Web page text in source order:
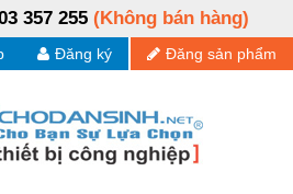
357 255 (Không bán hàng)
Đăng sản phẩm
Đăng ký